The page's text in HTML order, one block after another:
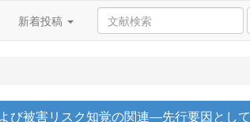
新着投稿
び被害リスク知覚の関連―先行要因とし